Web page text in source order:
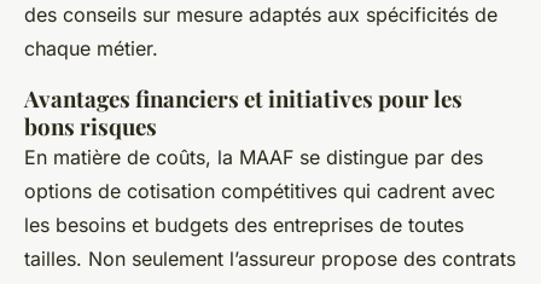
des conseils sur mesure adaptés aux spécificités de
chaque métier.
Avantages financiers et initiatives pour les
bons risques
En matière de coûts, la MAAF se distingue par des
options de cotisation compétitives qui cadrent avec
les besoins et budgets des entreprises de toutes
tailles. Non seulement l’assureur propose des contrats